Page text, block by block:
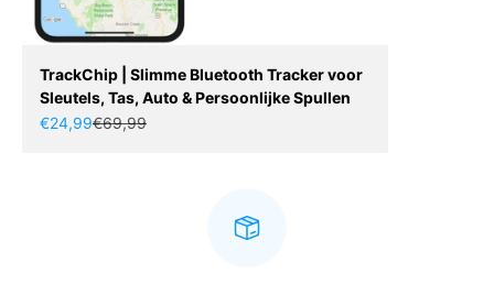
TrackChip | Slimme Bluetooth Tracker voor
Sleutels, Tas, Auto & Persoonlijke Spullen
Aanbiedingsprijs
€24,99Normale prijs
€69,99